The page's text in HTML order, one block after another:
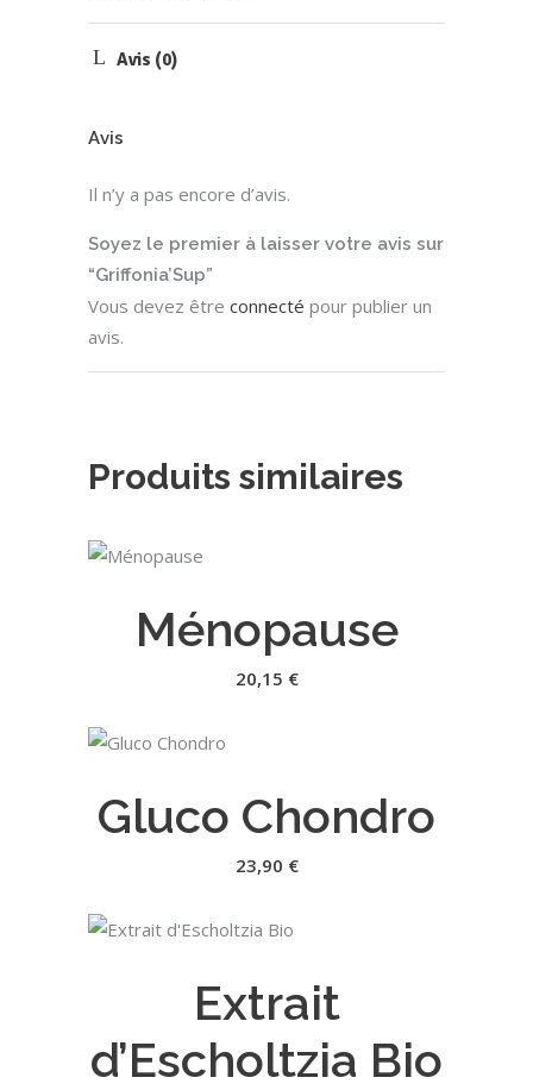
Avis (0)
Avis
Il n’y a pas encore d’avis.
Soyez le premier à laisser votre avis sur
“Griffonia’Sup”
Vous devez être connecté pour publier un
avis.
Produits similaires
Ménopause
20,15 €
Gluco Chondro
23,90 €
Extrait
d’Escholtzia Bio